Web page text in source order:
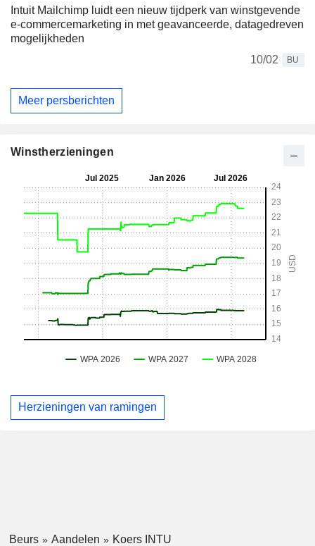
Intuit Mailchimp luidt een nieuw tijdperk van winstgevende
e-commercemarketing in met geavanceerde, datagedreven
mogelijkheden
10/02
BU
Meer persberichten
Winstherzieningen
Herzieningen van ramingen
Beurs Aandelen Koers INTU